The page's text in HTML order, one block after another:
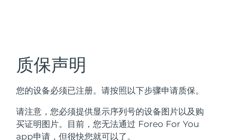
质保声明
您的设备必须已注册。请按照以下步骤申请质保。
请注意，您必须提供显示序列号的设备图片以及购
买证明图片。目前，您无法通过 Foreo For You
app申请，但很快您就可以了。
LUNA™ 设备
All facial cleansing devices
UFO™ 设备
All deep facial hydration devices
All silicone sonic toothbrushes
FAQ™ P1 Primer
FAQ™护肤品
All FAQ™ skincare
FAQ™ 221
FAQ™护肤品
All FAQ™ skincare
All FAQ™ skincare
FAQ™产品
FAQ™ Red Light Serum
FAQ™ skincare
脱毛
PEACH™ 2 Pro Max
身体护理
BEAR™ 2 body
爱沙尼亚
法国 预计送达日期 8/9/26
法属波利尼西亚